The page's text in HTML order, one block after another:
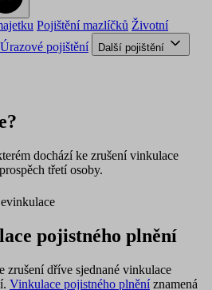
Pojištění mazlíčků Životní
Úrazové pojištění
Další pojištění
dochází ke zrušení vinkulace
třetí osoby.
pojistného plnění
zrušení dříve sjednané vinkulace
. Vinkulace pojistného plněníznamená